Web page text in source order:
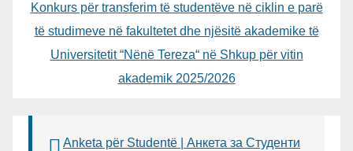
Konkurs për transferim të studentëve në ciklin e parë
të studimeve në fakultetet dhe njësitë akademike të
Universitetit “Nënë Tereza“ në Shkup për vitin
akademik 2025/2026
Anketa për Studentë | Анкета за Студенти